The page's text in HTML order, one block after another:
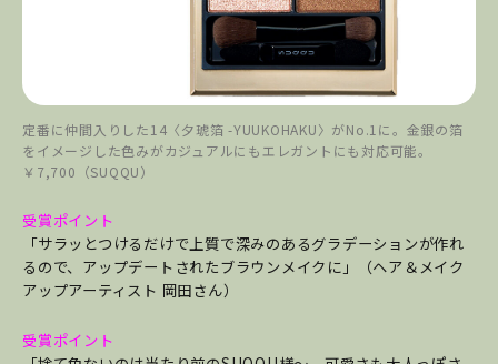
定番に仲間入りした14〈夕琥箔 -YUUKOHAKU〉がNo.1に。金銀の箔
をイメージした色みがカジュアルにもエレガントにも対応可能。
￥7,700（SUQQU）
受賞ポイント
「サラッとつけるだけで上質で深みのあるグラデーションが作れ
るので、アップデートされたブラウンメイクに」（ヘア＆メイク
アップアーティスト 岡田さん）
受賞ポイント